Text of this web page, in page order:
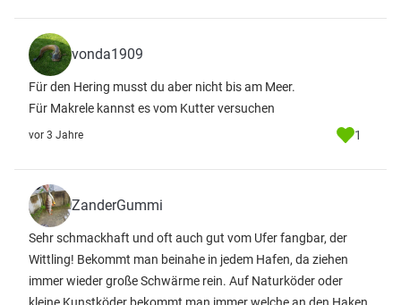
vonda1909
Für den Hering musst du aber nicht bis am Meer.
Für Makrele kannst es vom Kutter versuchen
vor 3 Jahre 1
ZanderGummi
Sehr schmackhaft und oft auch gut vom Ufer fangbar, der
Wittling! Bekommt man beinahe in jedem Hafen, da ziehen
immer wieder große Schwärme rein. Auf Naturköder oder